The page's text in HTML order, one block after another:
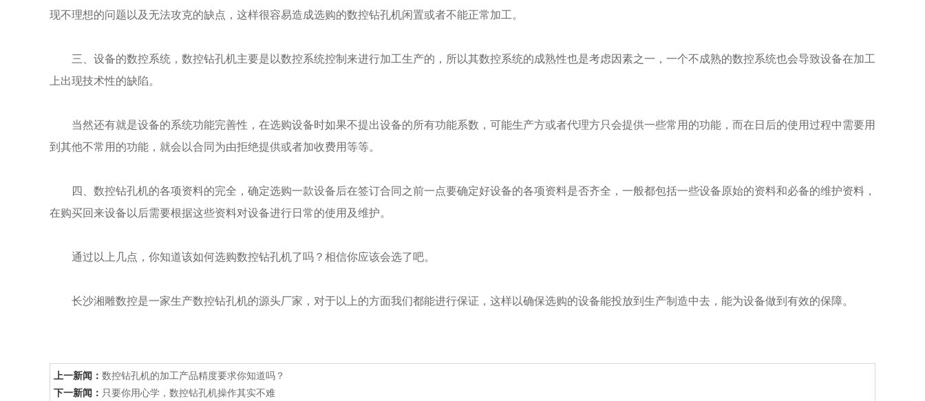
现不理想的问题以及无法攻克的缺点，这样很容易造成选购的数控钻孔机闲置或者不能正常加工。
三、设备的数控系统，数控钻孔机主要是以数控系统控制来进行加工生产的，所以其数控系统的成熟性也是考虑因素之一，一个不成熟的数控系统也会导致设备在加工
上出现技术性的缺陷。
当然还有就是设备的系统功能完善性，在选购设备时如果不提出设备的所有功能系数，可能生产方或者代理方只会提供一些常用的功能，而在日后的使用过程中需要用
到其他不常用的功能，就会以合同为由拒绝提供或者加收费用等等。
四、数控钻孔机的各项资料的完全，确定选购一款设备后在签订合同之前一点要确定好设备的各项资料是否齐全，一般都包括一些设备原始的资料和必备的维护资料，
在购买回来设备以后需要根据这些资料对设备进行日常的使用及维护。
通过以上几点，你知道该如何选购数控钻孔机了吗？相信你应该会选了吧。
长沙湘雕数控是一家生产数控钻孔机的源头厂家，对于以上的方面我们都能进行保证，这样以确保选购的设备能投放到生产制造中去，能为设备做到有效的保障。
上一新闻： 数控钻孔机的加工产品精度要求你知道吗？
下一新闻： 只要你用心学，数控钻孔机操作其实不难